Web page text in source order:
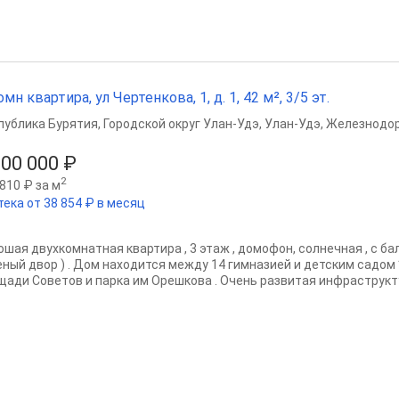
квартира, ул Чертенкова, 1, д. 1, 42 м², 3/5 эт.
000 ₽
₽ за м2
от 38 854 ₽ в месяц
Бурятия, Городской округ Улан-Удэ, Улан-Удэ,
двухкомнатная квартира , 3 этаж , домофон, солнечная , с
двор ) . Дом находится между 14 гимназией и детским
Советов и парка им Орешкова . Очень развитая